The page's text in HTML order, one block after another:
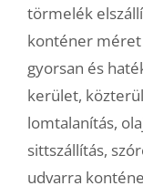
törmelék
konténer
gyorsan és
kerület,
lomtalanítás,
sittszállítás,
udvarra